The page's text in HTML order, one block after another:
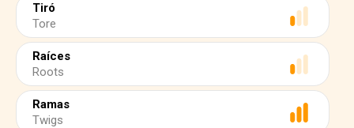
Tiró
Tore
Raíces
Roots
Ramas
Twigs